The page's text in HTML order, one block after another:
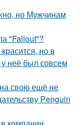
но Мужчинам
"Fallout"?
но в
неё был совсем
свою ещё не
Penguin